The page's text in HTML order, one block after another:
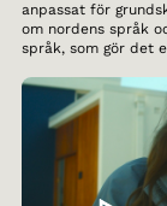
anpassat för
om nordens språk
språk, som gör det